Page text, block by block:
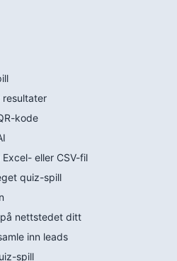
resultater
kode
eller CSV-fil
quiz-spill
nettstedet ditt
inn leads
spill